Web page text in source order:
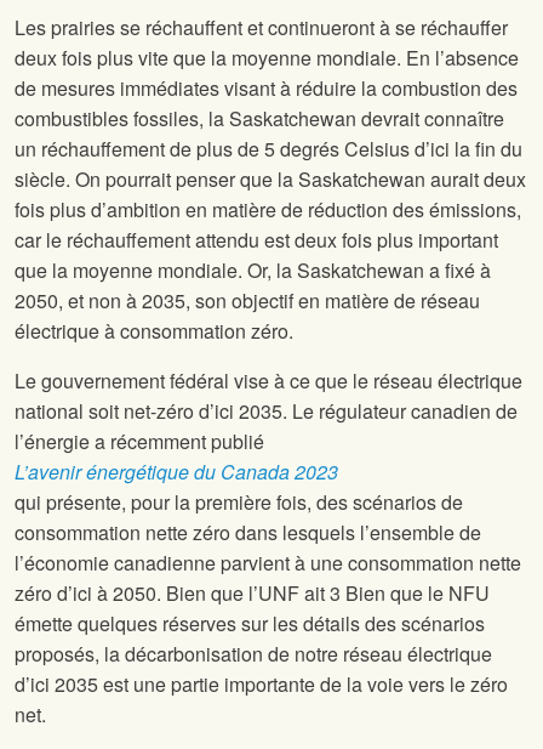
Les prairies se réchauffent et continueront à se réchauffer
deux fois plus vite que la moyenne mondiale. En l’absence
de mesures immédiates visant à réduire la combustion des
combustibles fossiles, la Saskatchewan devrait connaître
un réchauffement de plus de 5 degrés Celsius d’ici la fin du
siècle. On pourrait penser que la Saskatchewan aurait deux
fois plus d’ambition en matière de réduction des émissions,
car le réchauffement attendu est deux fois plus important
que la moyenne mondiale. Or, la Saskatchewan a fixé à
2050, et non à 2035, son objectif en matière de réseau
électrique à consommation zéro.
Le gouvernement fédéral vise à ce que le réseau électrique
national soit net-zéro d’ici 2035. Le régulateur canadien de
l’énergie a récemment publié
L’avenir énergétique du Canada 2023
qui présente, pour la première fois, des scénarios de
consommation nette zéro dans lesquels l’ensemble de
l’économie canadienne parvient à une consommation nette
zéro d’ici à 2050. Bien que l’UNF ait3 Bien que le NFU
émette quelques réserves sur les détails des scénarios
proposés, la décarbonisation de notre réseau électrique
d’ici 2035 est une partie importante de la voie vers le zéro
net.